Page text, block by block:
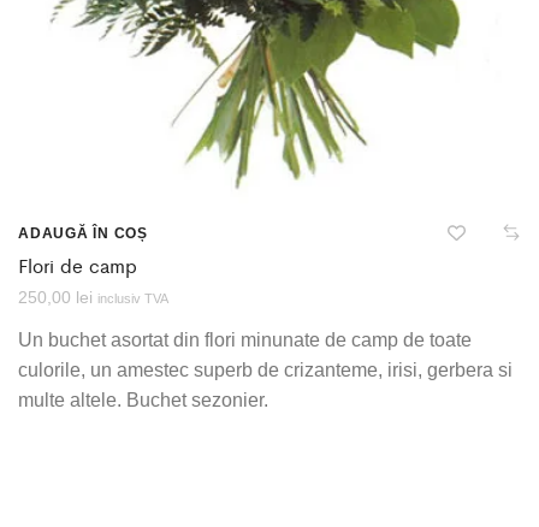
ADAUGĂ ÎN COȘ
Flori de camp
250,00 lei inclusiv TVA
Un buchet asortat din flori minunate de camp de toate
culorile, un amestec superb de crizanteme, irisi, gerbera si
multe altele. Buchet sezonier.